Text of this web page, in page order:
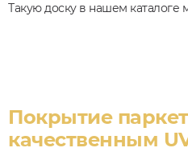
Такую доску в нашем каталоге
Покрытие
качественным